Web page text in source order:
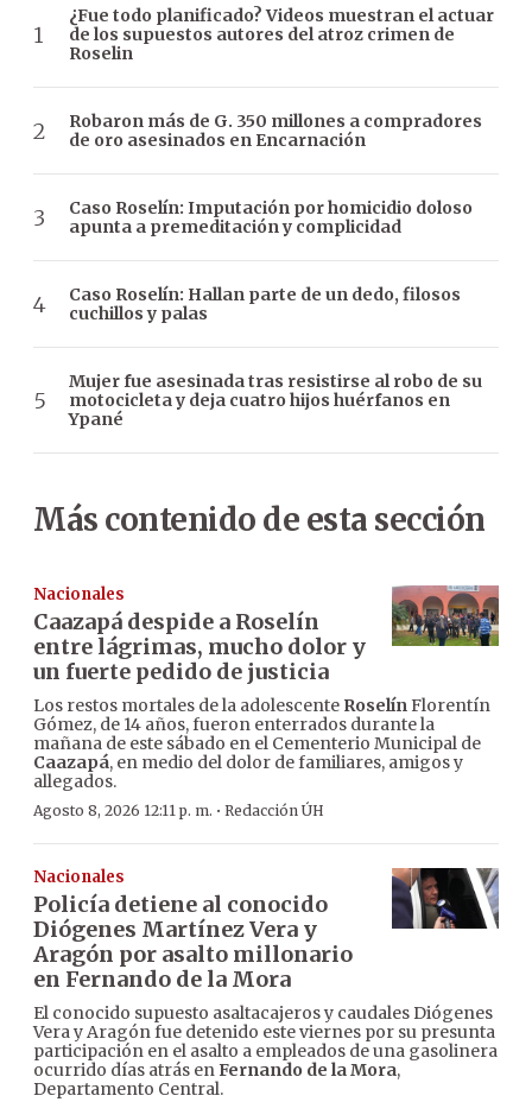
¿Fue todo planificado? Videos muestran el actuar
de los supuestos autores del atroz crimen de
Roselin
Robaron más de G. 350 millones a compradores
de oro asesinados en Encarnación
Caso Roselín: Imputación por homicidio doloso
apunta a premeditación y complicidad
Caso Roselín: Hallan parte de un dedo, filosos
cuchillos y palas
Mujer fue asesinada tras resistirse al robo de su
motocicleta y deja cuatro hijos huérfanos en
Ypané
Más contenido de esta sección
Nacionales
Caazapá despide a Roselín
entre lágrimas, mucho dolor y
un fuerte pedido de justicia
Los restos mortales de la adolescente RoselínFlorentín
Gómez, de 14 años, fueron enterrados durante la
mañana de este sábado en el Cementerio Municipal de
Caazapá, en medio del dolor de familiares, amigos y
allegados.
Agosto 8, 2026 12:11 p. m. · Redacción ÚH
Nacionales
Policía detiene al conocido
Diógenes Martínez Vera y
Aragón por asalto millonario
en Fernando de la Mora
El conocido supuesto asaltacajeros y caudales Diógenes
Vera y Aragón fue detenido este viernes por su presunta
participación en el asalto a empleados de una gasolinera
ocurrido días atrás enFernando de la Mora,
Departamento Central.